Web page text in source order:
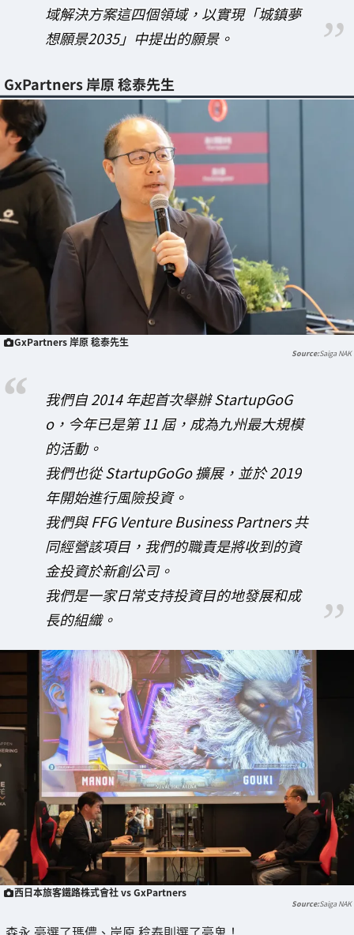
域解決方案這四個領域，以實現「城鎮夢
想願景2035」中提出的願景。
GxPartners 岸原 稔泰先生
GxPartners 岸原 稔泰先生
Saiga NAK
我們自 2014 年起首次舉辦 StartupGoG
o，今年已是第 11 屆，成為九州最大規模
的活動。
我們也從 StartupGoGo 擴展，並於 2019
年開始進行風險投資。
我們與 FFG Venture Business Partners 共
同經營該項目，我們的職責是將收到的資
金投資於新創公司。
我們是一家日常支持投資目的地發展和成
長的組織。
西日本旅客鐵路株式會社 vs GxPartners
Saiga NAK